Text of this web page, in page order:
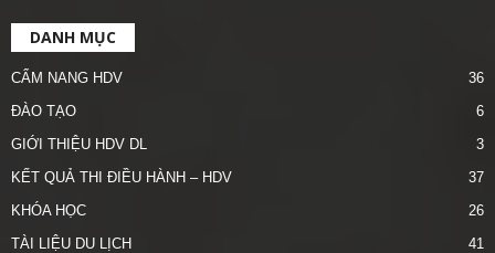
DANH MỤC
CẨM NANG HDV
36
ĐÀO TẠO
6
GIỚI THIỆU HDV DL
3
KẾT QUẢ THI ĐIỀU HÀNH – HDV
37
KHÓA HỌC
26
TÀI LIỆU DU LỊCH
41